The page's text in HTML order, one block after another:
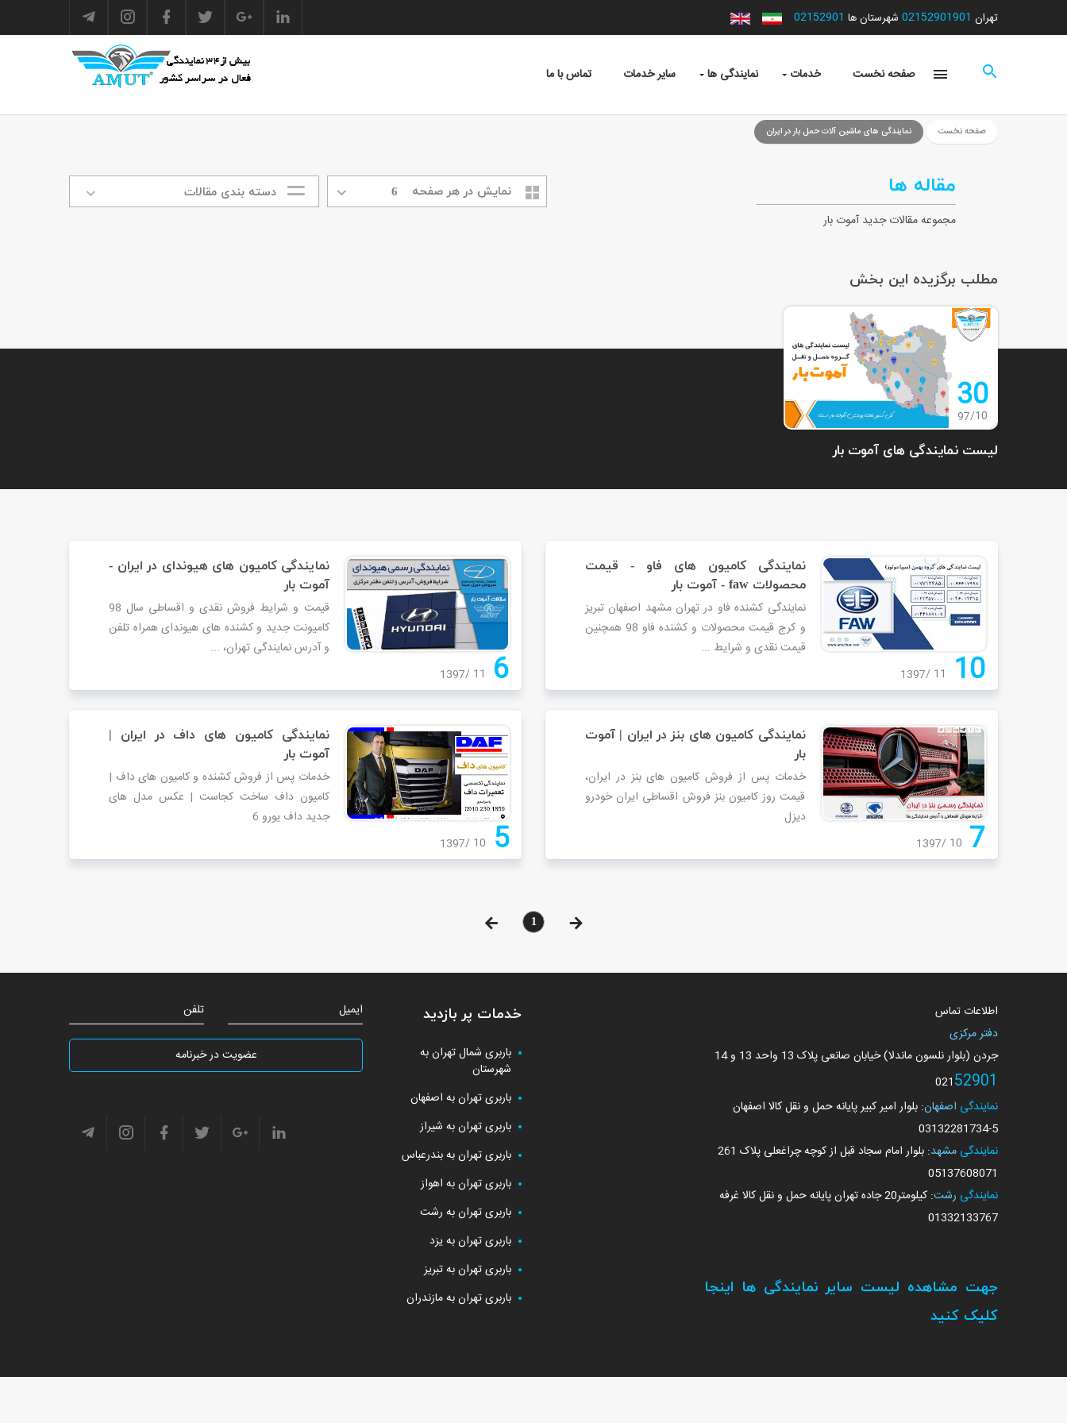
تهران 02152901901 شهرستان ها 02152901
صفحه نخست خدمات نمایندگی ها سایر خدمات تماس با ما
صفحه نخست نمایندگی های ماشین آلات حمل بار در ایران
مقاله ها
مجموعه مقالات جدید آموت بار
دسته بندی مقالات نمایش در هر صفحه
مطلب برگزیده این بخش
30
10
97
لیست نمایندگی های آموت بار
10
11
1397
نمایندگی کامیون های فاو - قیمت
محصولات faw - آموت بار
نمایندگی کشنده فاو در تهران مشهد اصفهان تبریز
و کرج قیمت محصولات و کشنده فاو 98 همچنین
قیمت نقدی و شرایط ...
6
11
1397
نمایندگی کامیون های هیوندای در ایران -
آموت بار
قیمت و شرایط فروش نقدی و اقساطی سال 98
کامیونت جدید و کشنده های هیوندای همراه تلفن
و آدرس نمایندگی تهران، ...
7
10
1397
نمایندگی کامیون های بنز در ایران | آموت
بار
خدمات پس از فروش کامیون های بنز در ایران،
قیمت روز کامیون بنز فروش اقساطی ایران خودرو
دیزل
5
10
1397
نمایندگی کامیون های داف در ایران |
آموت بار
خدمات پس از فروش کشنده و کامیون های داف |
کامیون داف ساخت کجاست | عکس مدل های
جدید داف یورو 6
1
اطلاعات تماس
دفتر مرکزی
جردن (بلوار نلسون ماندلا) خیابان صانعی پلاک 13 واحد 13 و 14
02152901
نمایندگی اصفهان: بلوار امیر کبیر پایانه حمل و نقل کالا اصفهان
03132281734-5
نمایندگی مشهد: بلوار امام سجاد قبل از کوچه چراغعلی پلاک 261
05137608071
نمایندگی رشت: کیلومتر20 جاده تهران پایانه حمل و نقل کالا غرفه
01332133767
جهت مشاهده لیست سایر نمایندگی ها اینجا
کلیک کنید
خدمات پر بازدید
باربری شمال تهران به
شهرستان
باربری تهران به اصفهان
باربری تهران به شیراز
باربری تهران به بندرعباس
باربری تهران به اهواز
باربری تهران به رشت
باربری تهران به یزد
باربری تهران به تبریز
باربری تهران به مازندران
ایمیل تلفن
عضویت در خبرنامه